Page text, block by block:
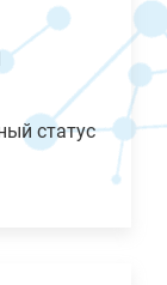
статус